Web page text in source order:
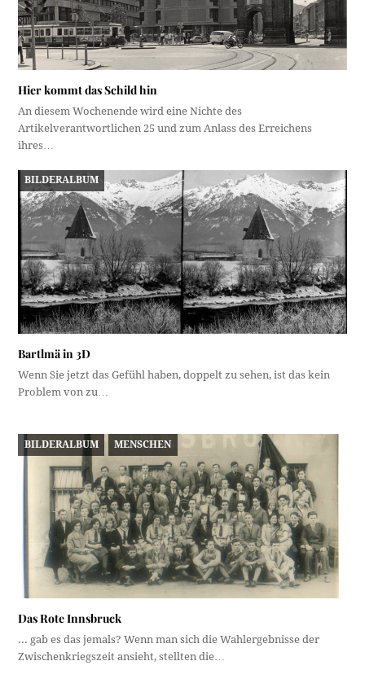
Hier kommt das Schild hin
An diesem Wochenende wird eine Nichte des
Artikelverantwortlichen 25 und zum Anlass des Erreichens
ihres…
BILDERALBUM
Bartlmä in 3D
Wenn Sie jetzt das Gefühl haben, doppelt zu sehen, ist das kein
Problem von zu…
BILDERALBUM MENSCHEN
Das Rote Innsbruck
... gab es das jemals? Wenn man sich die Wahlergebnisse der
Zwischenkriegszeit ansieht, stellten die…